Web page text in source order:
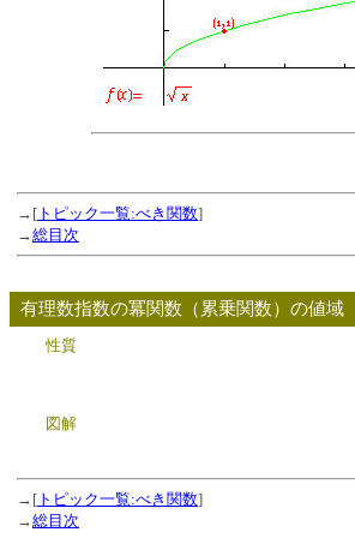
→[ トピック一覧:べき関数]
→総目次
有理数指数の冪関数（累乗関数）の値域
性質
図解
→[ トピック一覧:べき関数]
→総目次